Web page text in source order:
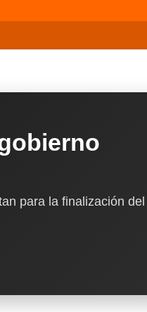
para la finalización del